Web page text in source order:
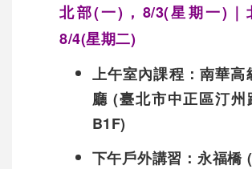
北部(一)，8/3(星期一)｜
8/4(星期二)
上午室內課程：南華高
廳 (臺北市中正區汀州
B1F)
下午戶外講習：永福橋